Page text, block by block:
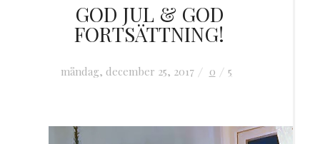
Inredning
OM MIG
KONTAKT
GOD JUL & GOD
FORTSÄTTNING!
måndag, december 25, 2017 0 5